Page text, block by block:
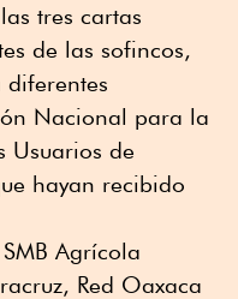
tres cartas
de las sofincos,
Nacional para la
Usuarios de
hayan recibido
Agrícola
Red Oaxaca